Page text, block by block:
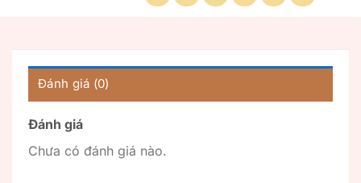
Đánh giá (0)
Đánh giá
Chưa có đánh giá nào.